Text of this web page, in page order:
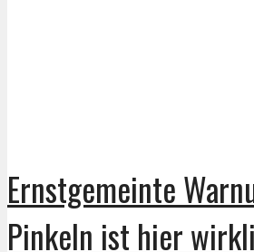
Ernstgemeinte
Pinkeln ist hier